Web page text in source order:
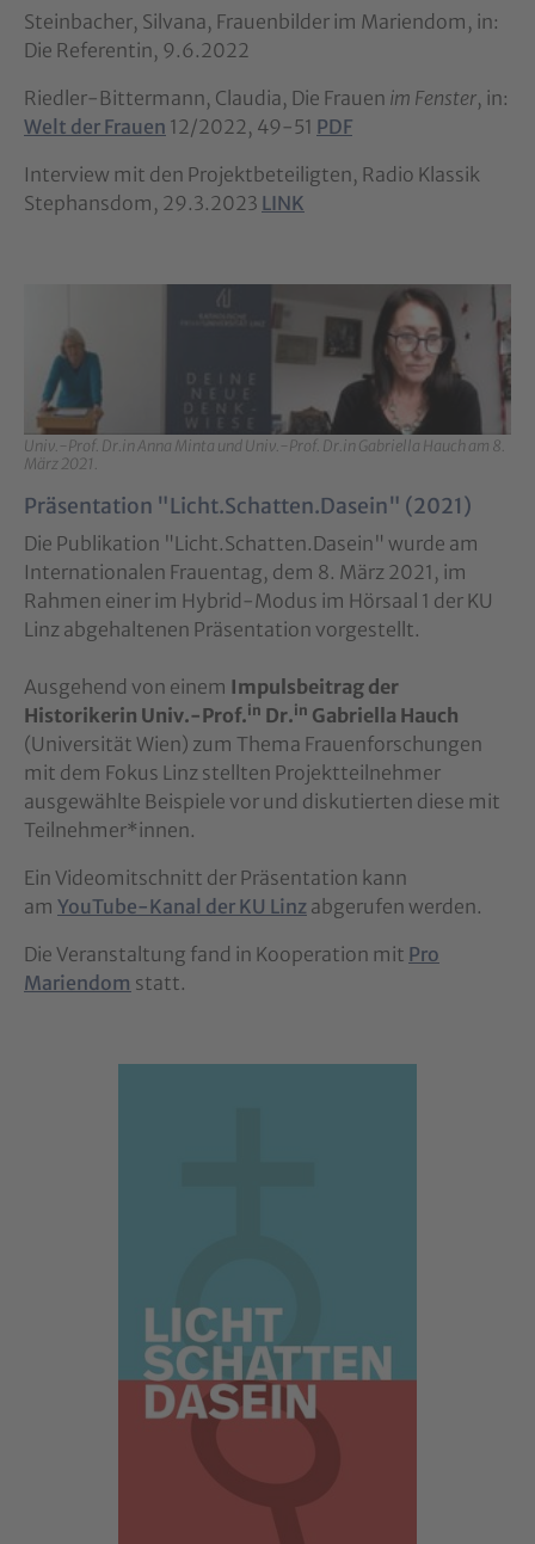
Steinbacher, Silvana, Frauenbilder im Mariendom, in:
Die Referentin, 9.6.2022
Riedler-Bittermann, Claudia, Die Frauen im Fenster, in:
Welt der Frauen 12/2022, 49-51 PDF
Interview mit den Projektbeteiligten, Radio Klassik
Stephansdom, 29.3.2023 LINK
Univ.-Prof. Dr.in Anna Minta und Univ.-Prof. Dr.in Gabriella Hauch am 8.
März 2021.
Präsentation "Licht.Schatten.Dasein" (2021)
Die Publikation "Licht.Schatten.Dasein" wurde am
Internationalen Frauentag, dem 8. März 2021, im
Rahmen einer im Hybrid-Modus im Hörsaal 1 der KU
Linz abgehaltenen Präsentation vorgestellt.
Ausgehend von einem Impulsbeitrag der
Historikerin Univ.-Prof.in Dr.in Gabriella Hauch
(Universität Wien) zum Thema Frauenforschungen
mit dem Fokus Linz stellten Projektteilnehmer
ausgewählte Beispiele vor und diskutierten diese mit
Teilnehmer*innen.
Ein Videomitschnitt der Präsentation kann
am YouTube-Kanal der KU Linz abgerufen werden.
Die Veranstaltung fand in Kooperation mit Pro
Mariendom statt.